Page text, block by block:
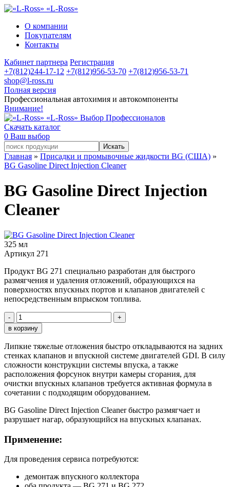
«L-Ross»
О компании
Покупателям
Контакты
Кабинет партнера Регистрация
+7(812)244-17-12 +7(812)956-53-70 +7(812)956-53-71
shop@l-ross.ru
Полная версия
Профессиональная автохимия и автокомпоненты
Внимание!
«L-Ross» Выбор Профессионалов
Скачать каталог
0 Ваш выбор
Главная » Присадки и промывочные жидкости BG (США) »
BG Gasoline Direct Injection Cleaner
BG Gasoline Direct Injection
Cleaner
325 мл
Артикул 271
Продукт BG 271 специально разработан для быстрого
размягчения и удаления отложений, образующихся на
поверхностях впускных портов и клапанов двигателей с
непосредственным впрыском топлива.
Липкие тяжелые отложения быстро откладываются на задних
стенках клапанов и впускной системе двигателей GDI. В силу
сложности конструкции системы впуска, а также
расположения форсунок внутри камеры сгорания, для
очистки впускных клапанов требуется активная формула в
сочетании с подходящим оборудованием.
BG Gasoline Direct Injection Cleaner быстро размягчает и
разрушает нагар, образующийся на впускных клапанах.
Применение:
Для проведения сервиса потребуются:
демонтаж впускного коллектора